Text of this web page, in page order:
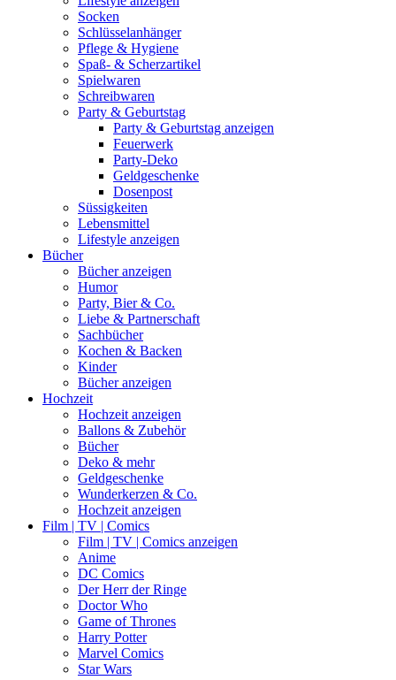
Socken
Schlüsselanhänger
Pflege & Hygiene
Spaß- & Scherzartikel
Spielwaren
Schreibwaren
Party & Geburtstag
Party & Geburtstag anzeigen
Feuerwerk
Party-Deko
Geldgeschenke
Dosenpost
Süssigkeiten
Lebensmittel
Lifestyle anzeigen
Bücher
Bücher anzeigen
Humor
Party, Bier & Co.
Liebe & Partnerschaft
Sachbücher
Kochen & Backen
Kinder
Bücher anzeigen
Hochzeit
Hochzeit anzeigen
Ballons & Zubehör
Bücher
Deko & mehr
Geldgeschenke
Wunderkerzen & Co.
Hochzeit anzeigen
Film | TV | Comics
Film | TV | Comics anzeigen
Anime
DC Comics
Der Herr der Ringe
Doctor Who
Game of Thrones
Harry Potter
Marvel Comics
Star Wars